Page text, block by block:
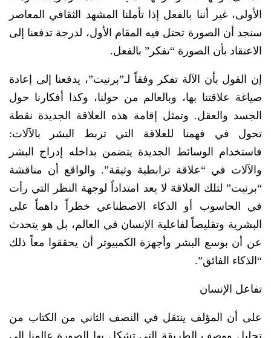
الأولى، غير أننا بالفعل إذا تأملنا المشهد الثقافي المعاصر
سنجد أن الصورة تحتل فيه المقام الأول، لدرجة تدفعنا إلى
الاعتقاد بأن الصورة “تفكر” بالفعل.
إن القول بأن الآلة تفكر وفقاً لـ”برنيت”، يدفعنا إلى إعادة
صياغة علاقتنا بها، وبالعالم من حولنا، وكذا أفكارنا حول
الجسد والعقل. وتمثل إقامة هذه العلاقة الجديدة نقطة
تحول في فهمنا للعلاقة التي تربط البشر بالآلات:
فاستخدام الوسائط الجديدة يتضمن بداخله إدراج البشر
والآلات في “علاقة ترابطية وثيقة”. والواقع أن مناقشة
“برنيت” لتلك العلاقة لا يعد امتداداً لوجهة النظر التي رأت
في الحاسوب أو الذكاء الاصطناعي خطراً داهماً على
البشرية وتقليصاً لفاعلية الإنسان في العالم، بل هو يتحدث
عن أن بوسع البشر وأجهزة الكمبيوتر أن يحققوا معاً ذلك
“الذكاء الفائق”.
تفاعل الإنسان
على أن المؤلف ينتقل في النصف الثاني من الكتاب من
تحليل ووصف الطريقة التي تشكل بها الصورة عالمنا إلى